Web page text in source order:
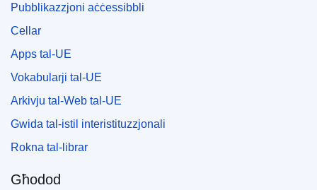
Pubblikazzjoni aċċessibbli
Cellar
Apps tal-UE
Vokabularji tal-UE
Arkivju tal-Web tal-UE
Gwida tal-istil interistituzzjonali
Rokna tal-librar
Għodod